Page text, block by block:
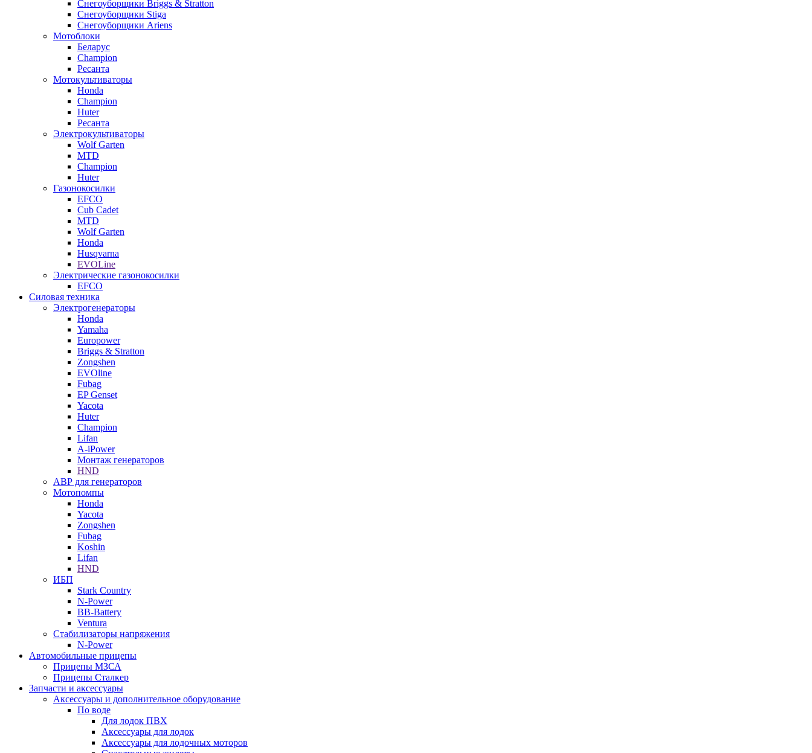
Снегоуборщики Briggs & Stratton
Снегоуборщики Stiga
Снегоуборщики Ariens
Мотоблоки
Беларус
Champion
Ресанта
Мотокультиваторы
Honda
Champion
Huter
Ресанта
Электрокультиваторы
Wolf Garten
MTD
Champion
Huter
Газонокосилки
EFCO
Cub Cadet
MTD
Wolf Garten
Honda
Husqvarna
EVOLine
Электрические газонокосилки
EFCO
Силовая техника
Электрогенераторы
Honda
Yamaha
Europower
Briggs & Stratton
Zongshen
EVOline
Fubag
EP Genset
Yacota
Huter
Champion
Lifan
A-iPower
Монтаж генераторов
HND
АВР для генераторов
Мотопомпы
Honda
Yacota
Zongshen
Fubag
Koshin
Lifan
HND
ИБП
Stark Country
N-Power
BB-Battery
Ventura
Стабилизаторы напряжения
N-Power
Автомобильные прицепы
Прицепы МЗСА
Прицепы Сталкер
Запчасти и аксессуары
Аксессуары и дополнительное оборудование
По воде
Для лодок ПВХ
Аксессуары для лодок
Аксессуары для лодочных моторов